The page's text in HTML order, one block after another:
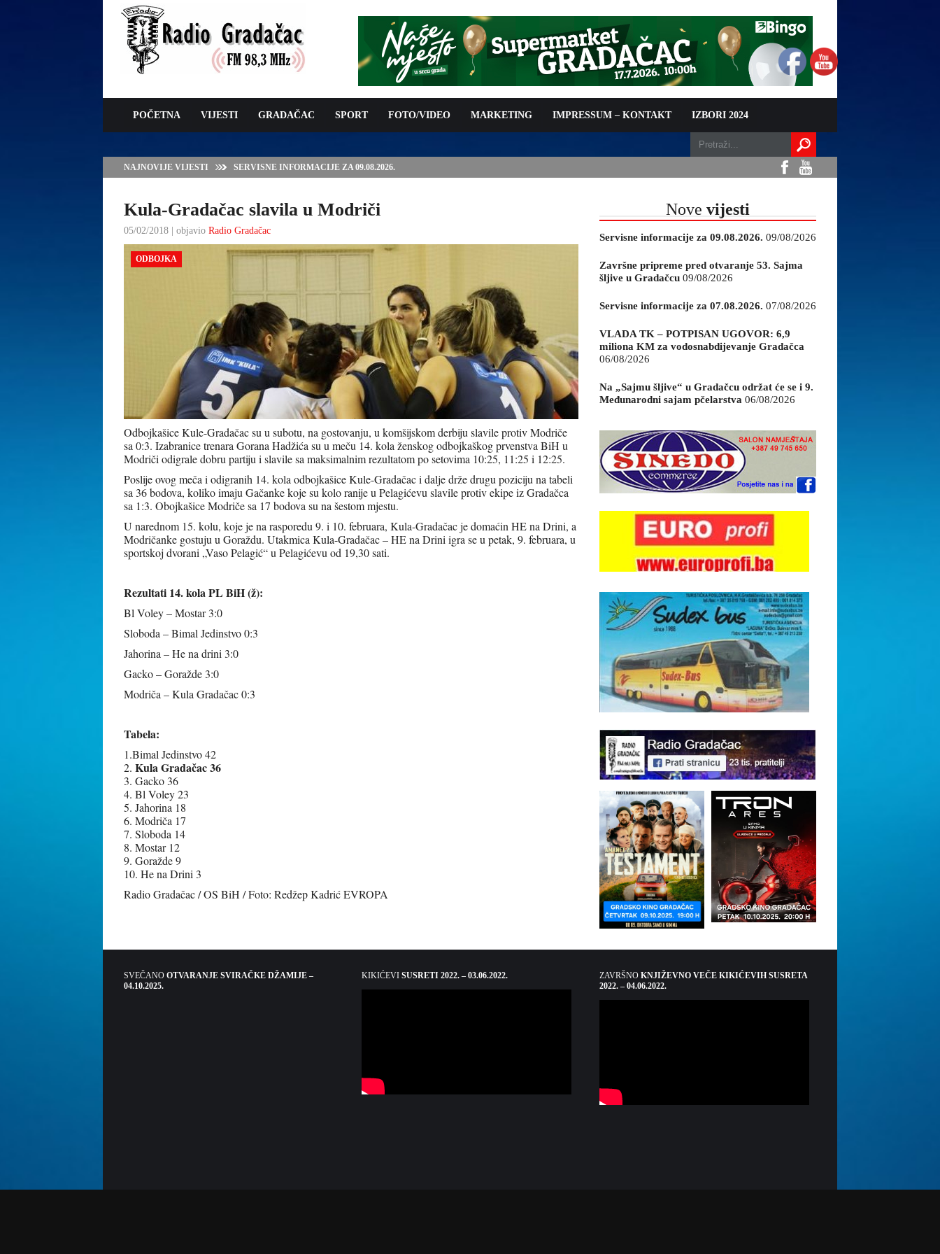
POČETNA VIJESTI GRADAČAC SPORT FOTO/VIDEO MARKETING IMPRESSUM – KONTAKT IZBORI 2024
NAJNOVIJE VIJESTI ZAVRŠNE PRIPREME PRED OTVARANJE 53. SAJMA ŠLJIVE U GRADAČCU
Kula-Gradačac slavila u Modriči
05/02/2018 | objavio Radio Gradačac
ODBOJKA
Odbojkašice Kule-Gradačac su u subotu, na gostovanju, u komšijskom derbiju slavile protiv Modriče
sa 0:3. Izabranice trenara Gorana Hadžića su u meču 14. kola ženskog odbojkaškog prvenstva BiH u
Modriči odigrale dobru partiju i slavile sa maksimalnim rezultatom po setovima 10:25, 11:25 i 12:25.
Poslije ovog meča i odigranih 14. kola odbojkašice Kule-Gradačac i dalje drže drugu poziciju na tabeli
sa 36 bodova, koliko imaju Gačanke koje su kolo ranije u Pelagićevu slavile protiv ekipe iz Gradačca
sa 1:3. Obojkašice Modriče sa 17 bodova su na šestom mjestu.
U narednom 15. kolu, koje je na rasporedu 9. i 10. februara, Kula-Gradačac je domaćin HE na Drini, a
Modričanke gostuju u Goraždu. Utakmica Kula-Gradačac – HE na Drini igra se u petak, 9. februara, u
sportskoj dvorani „Vaso Pelagić“ u Pelagićevu od 19,30 sati.
Rezultati 14. kola PL BiH (ž):
Bl Voley – Mostar 3:0
Sloboda – Bimal Jedinstvo 0:3
Jahorina – He na drini 3:0
Gacko – Goražde 3:0
Modriča – Kula Gradačac 0:3
Tabela:
1.Bimal Jedinstvo 42
2. Kula Gradačac 36
3. Gacko 36
4. Bl Voley 23
5. Jahorina 18
6. Modriča 17
7. Sloboda 14
8. Mostar 12
9. Goražde 9
10. He na Drini 3
Radio Gradačac / OS BiH / Foto: Redžep Kadrić EVROPA
Nove vijesti
Servisne informacije za 09.08.2026. 09/08/2026
Završne pripreme pred otvaranje 53. Sajma
šljive u Gradačcu 09/08/2026
Servisne informacije za 07.08.2026. 07/08/2026
VLADA TK – POTPISAN UGOVOR: 6,9
miliona KM za vodosnabdijevanje Gradačca
06/08/2026
Na „Sajmu šljive“ u Gradačcu održat će se i 9.
Međunarodni sajam pčelarstva 06/08/2026
SVEČANO OTVARANJE SVIRAČKE DŽAMIJE –
04.10.2025.
KIKIĆEVI SUSRETI 2022. – 03.06.2022. ZAVRŠNO KNJIŽEVNO VEČE KIKIĆEVIH SUSRETA
2022. – 04.06.2022.